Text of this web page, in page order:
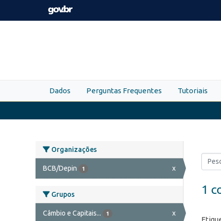
Skip to main content
Dados Perguntas Frequentes Tutoriais
Organizações
BCB/Depin 1 x
Grupos
Câmbio e Capitais... 1 x
1